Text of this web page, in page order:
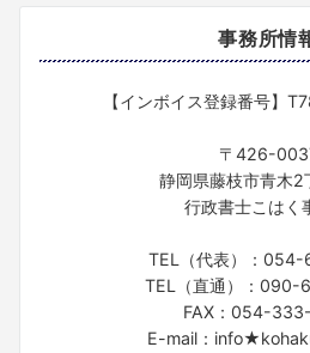
事務所情
【インボイス登録番号】
〒426-
静岡県藤枝市青木
行政書士こはく
TEL（代表）：
TEL（直通）：090-
FAX：054-
E-mail：